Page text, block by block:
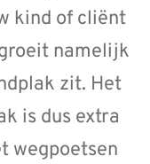
kind of cliënt
namelijk
zit. Het
is dus extra
wegpoetsen